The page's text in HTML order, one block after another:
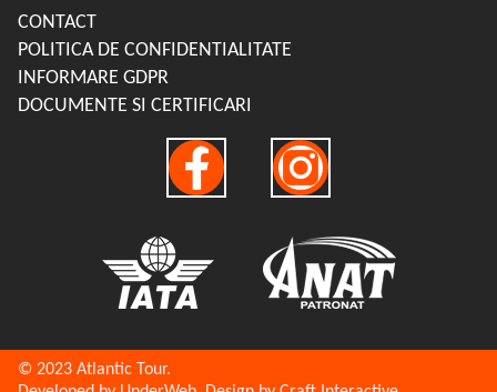
© 2023 Atlantic Tour.
CONTACT
POLITICA DE CONFIDENTIALITATE
INFORMARE GDPR
DOCUMENTE SI CERTIFICARI